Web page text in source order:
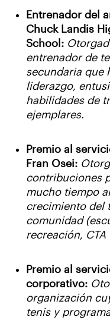
Entrenador del
Chuck Landis
School:
entrenador de
secundaria que
liderazgo,
habilidades de
ejemplares.
Premio al
Fran Osei:
contribuciones
mucho tiempo
crecimiento del
comunidad
recreación, CTA
Premio al
corporativo:
organización
tenis y